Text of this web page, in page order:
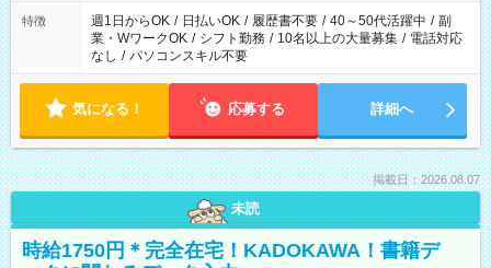
特徴 週1日からOK / 日払いOK / 履歴書不要 / 40～50代活躍中 / 副
業・WワークOK / シフト勤務 / 10名以上の大量募集 / 電話対応
なし / パソコンスキル不要
気になる！ 応募する 詳細へ
掲載日：2026.08.07
未読
時給1750円＊完全在宅！KADOKAWA！書籍デ